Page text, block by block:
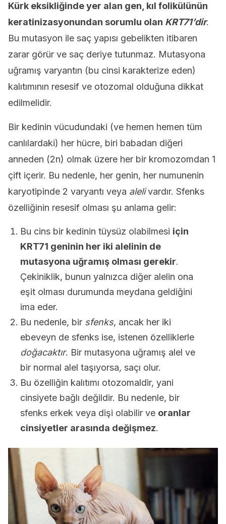
Kürk eksikliğinde yer alan gen, kıl folikülünün
keratinizasyonundan sorumlu olan KRT71’dir.
Bu mutasyon ile saç yapısı gebelikten itibaren
zarar görür ve saç deriye tutunmaz. Mutasyona
uğramış varyantın (bu cinsi karakterize eden)
kalıtımının resesif ve otozomal olduğuna dikkat
edilmelidir.
Bir kedinin vücudundaki (ve hemen hemen tüm
canlılardaki) her hücre, biri babadan diğeri
anneden (2n) olmak üzere her bir kromozomdan 1
çift içerir. Bu nedenle, her genin, her numunenin
karyotipinde 2 varyantı veya alelivardır. Sfenks
özelliğinin resesif olması şu anlama gelir:
Bu cins bir kedinin tüysüz olabilmesi için
KRT71 geninin her iki alelinin de
mutasyona uğramış olması gerekir.
Çekiniklik, bunun yalnızca diğer alelin ona
eşit olması durumunda meydana geldiğini
ima eder.
Bu nedenle, bir sfenks, ancak her iki
ebeveyn de sfenks ise, istenen özelliklerle
doğacaktır. Bir mutasyona uğramış alel ve
bir normal alel taşıyorsa, saçı olur.
Bu özelliğin kalıtımı otozomaldir, yani
cinsiyete bağlı değildir. Bu nedenle, bir
sfenks erkek veya dişi olabilir ve oranlar
cinsiyetler arasında değişmez.